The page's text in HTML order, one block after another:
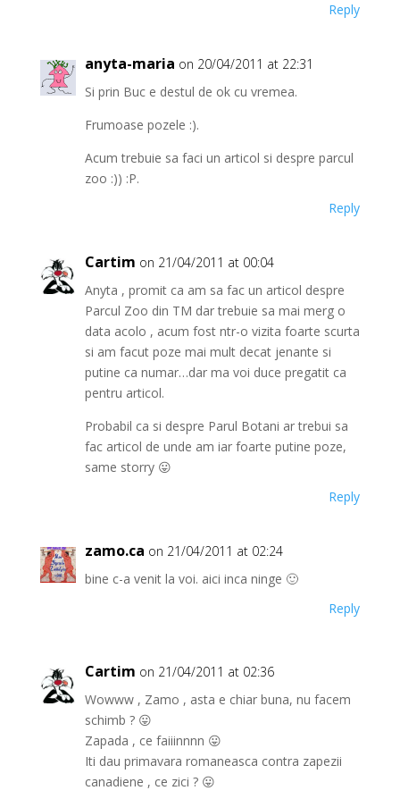
Reply
anyta-maria on 20/04/2011 at 22:31
Si prin Buc e destul de ok cu vremea.
Frumoase pozele :).
Acum trebuie sa faci un articol si despre parcul
zoo :)) :P.
Reply
Cartim on 21/04/2011 at 00:04
Anyta , promit ca am sa fac un articol despre
Parcul Zoo din TM dar trebuie sa mai merg o
data acolo , acum fost ntr-o vizita foarte scurta
si am facut poze mai mult decat jenante si
putine ca numar…dar ma voi duce pregatit ca
pentru articol.
Probabil ca si despre Parul Botani ar trebui sa
fac articol de unde am iar foarte putine poze,
same storry 😛
Reply
zamo.ca on 21/04/2011 at 02:24
bine c-a venit la voi. aici inca ninge 🙂
Reply
Cartim on 21/04/2011 at 02:36
Wowww , Zamo , asta e chiar buna, nu facem
schimb ? 😛
Zapada , ce faiiinnnn 😛
Iti dau primavara romaneasca contra zapezii
canadiene , ce zici ? 😛